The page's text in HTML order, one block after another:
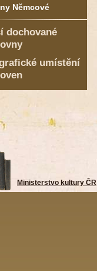
Němcové
dochované
umístění
Ministerstvo kultury ČR